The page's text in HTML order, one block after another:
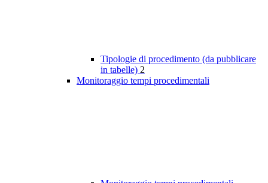
Tipologie di procedimento (da pubblicare
in tabelle) 2
Monitoraggio tempi procedimentali